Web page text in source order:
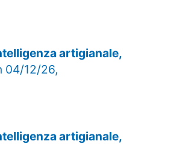
artigianale,
04/12/26,
artigianale,